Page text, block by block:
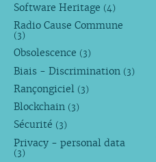
Software Heritage (4)
Radio Cause Commune
(3)
Obsolescence (3)
Biais - Discrimination (3)
Rançongiciel (3)
Blockchain (3)
Sécurité (3)
Privacy - personal data
(3)